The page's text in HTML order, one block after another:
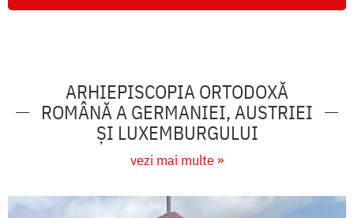
ARHIEPISCOPIA ORTODOXĂ
ROMÂNĂ A GERMANIEI, AUSTRIEI
ŞI LUXEMBURGULUI
vezi mai multe »